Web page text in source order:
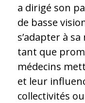
a dirigé son
de basse
s’adapter à
tant que
médecins
et leur
collectivités